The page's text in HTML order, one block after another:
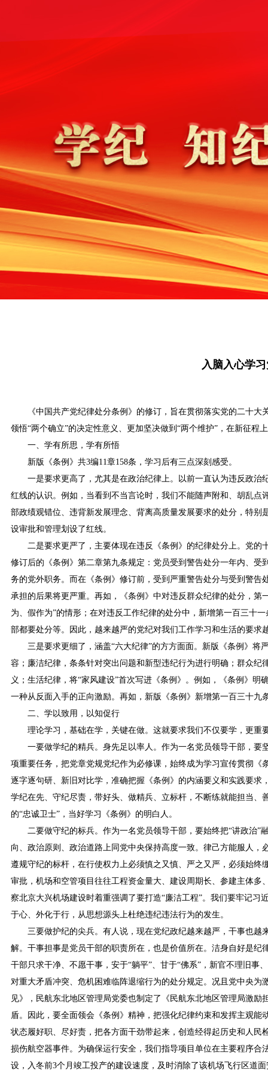
入脑入心学
《中国共产党纪律处分条例》的修订，旨在贯彻落实党的二十
领悟“两个确立”的决定性意义、更加坚决做到“两个维护”，在新征
一、学有所思，学有所悟
新版《条例》共3编11章158条，学习后有三点深刻感受。
一是要求更高了，尤其是在政治纪律上。以前一直认为违反政
红线的认识。例如，当看到不当言论时，我们不能随声附和、胡乱
部政绩观错位、违背新发展理念、背离高质量发展要求的处分，特别
设审批和管理划设了红线。
二是要求更严了，主要体现在违反《条例》的纪律处分上。党
修订后的《条例》第二章第九条规定：党员受到警告处分一年内、
务的党外职务。而在《条例》修订前，受到严重警告处分与受到警
承担的后果将更严重。再如，《条例》中对违反群众纪律的处分，
为、假作为”的情形；在对违反工作纪律的处分中，新增第一百三十
部都要处分等。因此，越来越严的党纪对我们工作学习和生活的要求
三是要求更细了，涵盖“六大纪律”的方方面面。新版《条例》
容；廉洁纪律，条条针对突出问题和新型违纪行为进行明确；群众
义；生活纪律，将“家风建设”首次写进《条例》。例如，《条例》
一种从反面入手的正向激励。再如，新版《条例》新增第一百三十九
二、学以致用，以知促行
理论学习，基础在学，关键在做。这就要求我们不仅要学，更重
一要做学纪的精兵。身先足以率人。作为一名党员领导干部，
项重要任务，把党章党规党纪作为必修课，始终成为学习宣传贯彻
逐字逐句研、新旧对比学，准确把握《条例》的内涵要义和实践要
学纪在先、守纪尽责，带好头、做精兵、立标杆，不断练就能担当、
的“忠诚卫士”，当好学习《条例》的明白人。
二要做守纪的标兵。作为一名党员领导干部，要始终把“讲政治
向、政治原则、政治道路上同党中央保持高度一致。律己方能服人
遵规守纪的标杆，在行使权力上必须慎之又慎、严之又严，必须始终
审批，机场和空管项目往往工程资金量大、建设周期长、参建主体
察北京大兴机场建设时着重强调了要打造“廉洁工程”。我们要牢记
于心、外化于行，从思想源头上杜绝违纪违法行为的发生。
三要做护纪的尖兵。有人说，现在党纪政纪越来越严，干事也
解。干事担事是党员干部的职责所在，也是价值所在。洁身自好是
干部只求干净、不愿干事，安于“躺平”、甘于“佛系”，新官不理旧
对重大矛盾冲突、危机困难临阵退缩行为的处分规定。况且党中央
见》，民航东北地区管理局党委也制定了《民航东北地区管理局激
盾。因此，要全面领会《条例》精神，把强化纪律约束和发挥主观
状态履好职、尽好责，把各方面干劲带起来，创造经得起历史和人
损伤航空器事件。为确保运行安全，我们指导项目单位在主要程序
设，入冬前3个月竣工投产的建设速度，及时消除了该机场飞行区道